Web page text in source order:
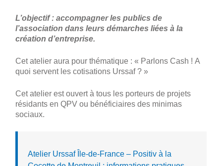
L’objectif : accompagner les publics de
l’association dans leurs démarches liées à la
création d’entreprise.
Cet atelier aura pour thématique : « Parlons Cash ! A
quoi servent les cotisations Urssaf ? »
Cet atelier est ouvert à tous les porteurs de projets
résidants en QPV ou bénéficiaires des minimas
sociaux.
Atelier Urssaf Île-de-France – Positiv à la